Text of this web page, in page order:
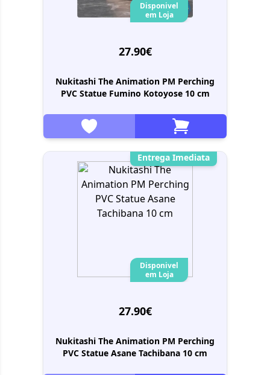
Disponivel
em Loja
27.90€
Nukitashi The Animation PM Perching
PVC Statue Fumino Kotoyose 10 cm
Entrega Imediata
Disponivel
em Loja
27.90€
Nukitashi The Animation PM Perching
PVC Statue Asane Tachibana 10 cm